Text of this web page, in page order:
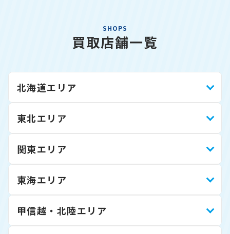
SHOPS
買取店舗一覧
北海道エリア
東北エリア
関東エリア
東海エリア
甲信越・北陸エリア